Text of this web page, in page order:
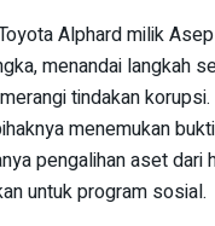
Alphard milik
menandai langkah
tindakan
menemukan
pengalihan aset dari
untuk program sosial.